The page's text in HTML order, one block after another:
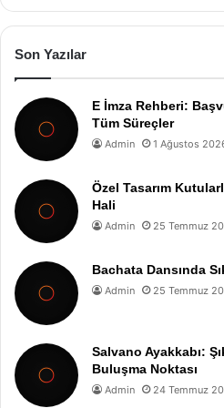
Son Yazılar
E İmza Rehberi:
Tüm Süreçler
Admin 1 Ağustos
Özel Tasarım
Hali
Admin 25 Temmuz
Bachata Dansında
Admin 25 Temmuz
Salvano Ayakkabı:
Buluşma Noktası
Admin 24 Temmuz